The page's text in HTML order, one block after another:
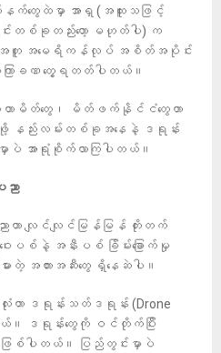
က်တွေထဲမှာ အာရှ (အထူးသဖြင့်
တစ်ခုတည်းတော့ မဟုတ်ပါ) က
းနဲ့အတူ အမေရိကန်လုပ် အစိတ်အပိုင်း
ကြာခဏ တွေ့ရတတ်ပါတယ်။
ဟာမိတ်တွေ၊ မိတ်ဖက်နိုင်ငံတွေဟာ
ဖို့ နည်းလမ်းတစ်ခုအနေနဲ့ ဒရုန်း
ာပဲ အာရုံစိုက်လာကြပါတယ်။
ညာ
ဟာ လျင်လျင်မြန်မြန် တိုးတက်
ေးပစ်နဲ့ အနီးပစ် ခြိမ်းခြောက်မှု
မားတဲ့ အတားအဆီးတွေ ရှိနေဆဲပါ။
ာ ဒရုန်းသတ်ဒရုန်း (Drone
။ ဒရုန်းတွေကို ဝင်တိုက်ပြီး
ြစ်ပါတယ်။ ပြည်တွင်းမှာပဲ